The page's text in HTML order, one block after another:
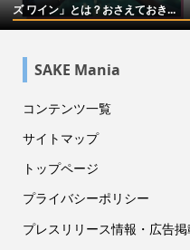
ズ ワイン」とは？おさえておき...
SAKE Mania
コンテンツ一覧
サイトマップ
トップページ
プライバシーポリシー
プレスリリース情報・広告